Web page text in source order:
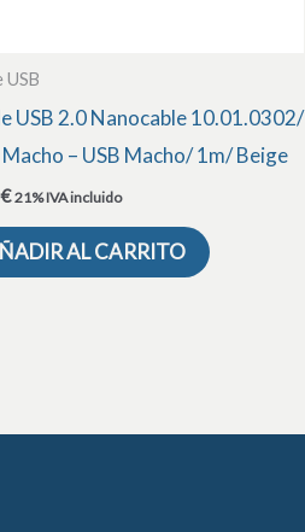
USB
USB 2.0 Nanocable 10.01.0302/
Macho – USB Macho/ 1m/ Beige
€ 21% IVA incluido
AL CARRITO